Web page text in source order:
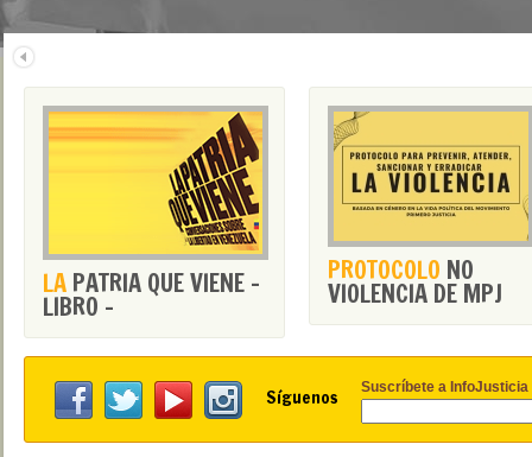
LA PATRIA QUE VIENE -
LIBRO -
PROTOCOLO NO
VIOLENCIA DE MPJ
Síguenos Suscríbete a InfoJusticia